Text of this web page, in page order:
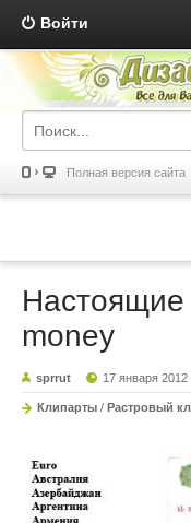
Войти
Полная версия сайта
Настоящие
money
sprrut 17 января 2012
Клипарты / Растровый